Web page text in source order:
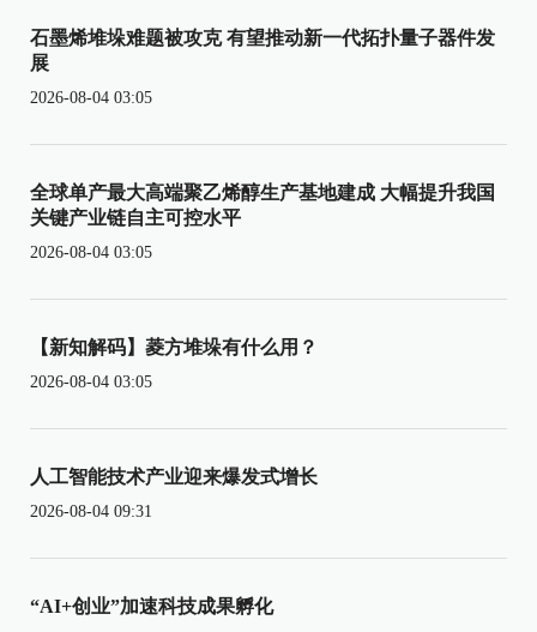
石墨烯堆垛难题被攻克 有望推动新一代拓扑量子器件发
展
2026-08-04 03:05
全球单产最大高端聚乙烯醇生产基地建成 大幅提升我国
关键产业链自主可控水平
2026-08-04 03:05
【新知解码】菱方堆垛有什么用？
2026-08-04 03:05
人工智能技术产业迎来爆发式增长
2026-08-04 09:31
“AI+创业”加速科技成果孵化